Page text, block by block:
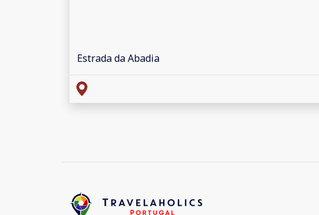
Estrada da Abadia